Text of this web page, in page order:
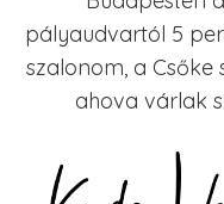
pályaudvartól 5
szalonom, a Csőke
ahova várlak